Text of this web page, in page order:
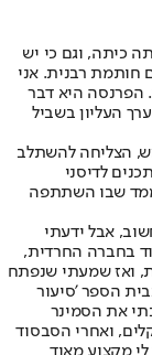
כיתה, וגם כי יש
חותמת רבנית. אני
הפרנסה היא דבר
העליון בשביל
שמש, הצליחה להשתלב
לדיסני
שבו השתתפה
אבל ידעתי
בחברה החרדית,
אז בת 19, כבר מאורסת, ואז שמעתי שנפתח
הספר 'סיעור
את הסמינר
כשנה. הוא עולה 20 אלף שקלים, ואחרי הסבסוד